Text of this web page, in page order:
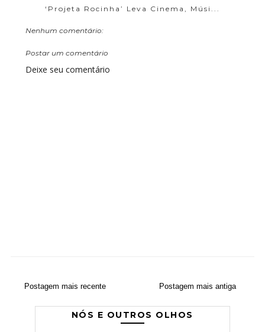
‘Projeta Rocinha’ Leva Cinema, Músi...
Nenhum comentário:
Postar um comentário
Deixe seu comentário
Postagem mais recente Postagem mais antiga
NÓS E OUTROS OLHOS